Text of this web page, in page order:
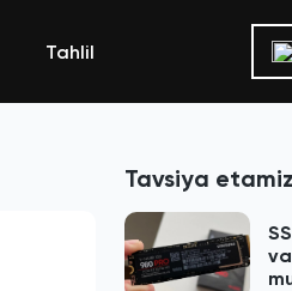
Tahlil
Tavsiya etamiz